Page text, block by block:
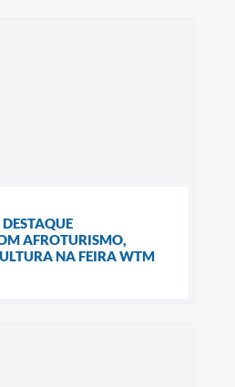
AFROTURISMO,
NA FEIRA WTM